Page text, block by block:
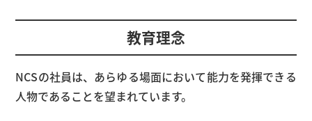
教育理念
NCSの社員は、あらゆる場面において能力を発揮できる
人物であることを望まれています。